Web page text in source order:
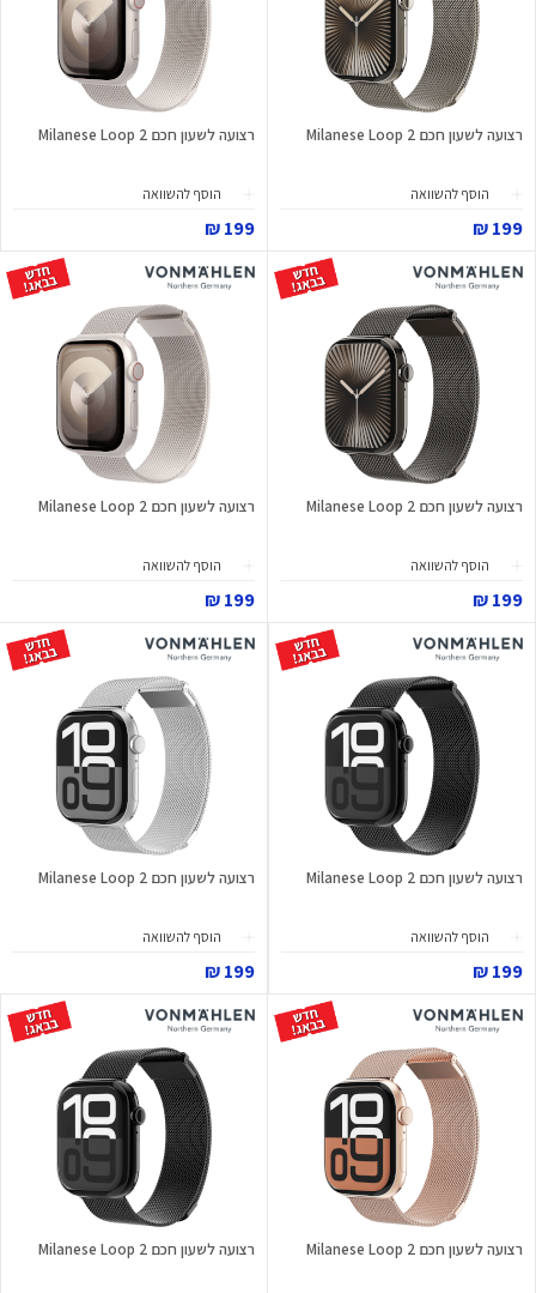
רצועה לשעון חכם Milanese Loop 2
הוסף להשוואה
199 ₪
רצועה לשעון חכם Milanese Loop 2
הוסף להשוואה
199 ₪
רצועה לשעון חכם Milanese Loop 2
הוסף להשוואה
199 ₪
רצועה לשעון חכם Milanese Loop 2
הוסף להשוואה
199 ₪
רצועה לשעון חכם Milanese Loop 2
הוסף להשוואה
199 ₪
רצועה לשעון חכם Milanese Loop 2
הוסף להשוואה
199 ₪
רצועה לשעון חכם Milanese Loop 2 רצועה לשעון חכם Milanese Loop 2